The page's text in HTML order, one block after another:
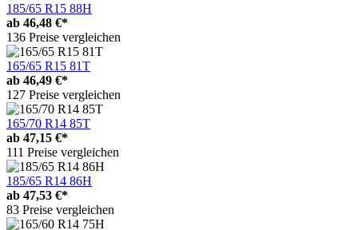
185/65 R15 88H
ab 46,48 €*
136 Preise vergleichen
165/65 R15 81T
ab 46,49 €*
127 Preise vergleichen
165/70 R14 85T
ab 47,15 €*
111 Preise vergleichen
185/65 R14 86H
ab 47,53 €*
83 Preise vergleichen